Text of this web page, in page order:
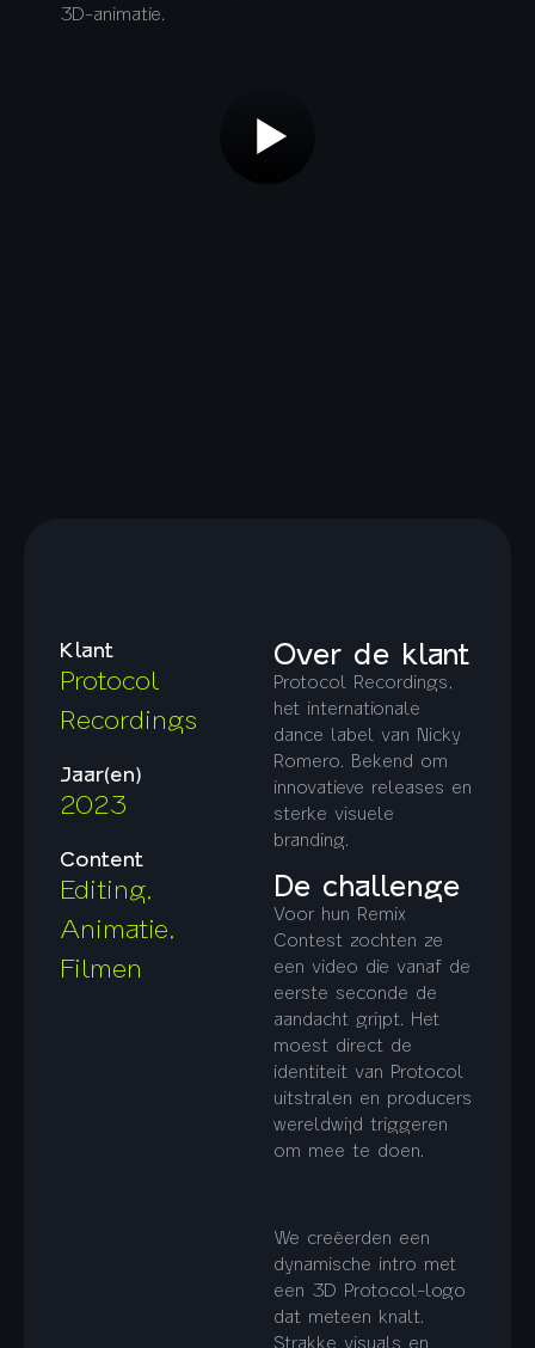
3D-animatie.
Klant
Protocol
Recordings
Jaar(en)
2023
Content
Editing,
Animatie,
Filmen
Over de klant
Protocol Recordings,
het internationale
dance label van Nicky
Romero. Bekend om
innovatieve releases en
sterke visuele
branding.
De challenge
Voor hun Remix
Contest zochten ze
een video die vanaf de
eerste seconde de
aandacht grijpt. Het
moest direct de
identiteit van Protocol
uitstralen en producers
wereldwijd triggeren
om mee te doen.
We creëerden een
dynamische intro met
een 3D Protocol-logo
dat meteen knalt.
Strakke visuals en